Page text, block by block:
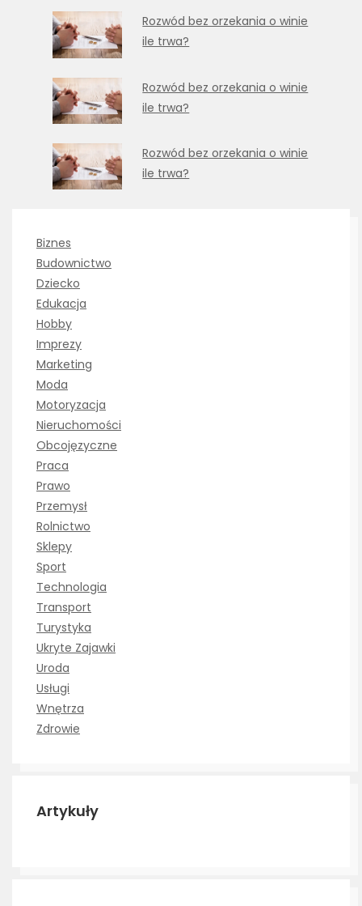
Rozwód bez orzekania o winie
ile trwa?
Rozwód bez orzekania o winie
ile trwa?
Rozwód bez orzekania o winie
ile trwa?
Biznes
Budownictwo
Dziecko
Edukacja
Hobby
Imprezy
Marketing
Moda
Motoryzacja
Nieruchomości
Obcojęzyczne
Praca
Prawo
Przemysł
Rolnictwo
Sklepy
Sport
Technologia
Transport
Turystyka
Ukryte Zajawki
Uroda
Usługi
Wnętrza
Zdrowie
Artykuły